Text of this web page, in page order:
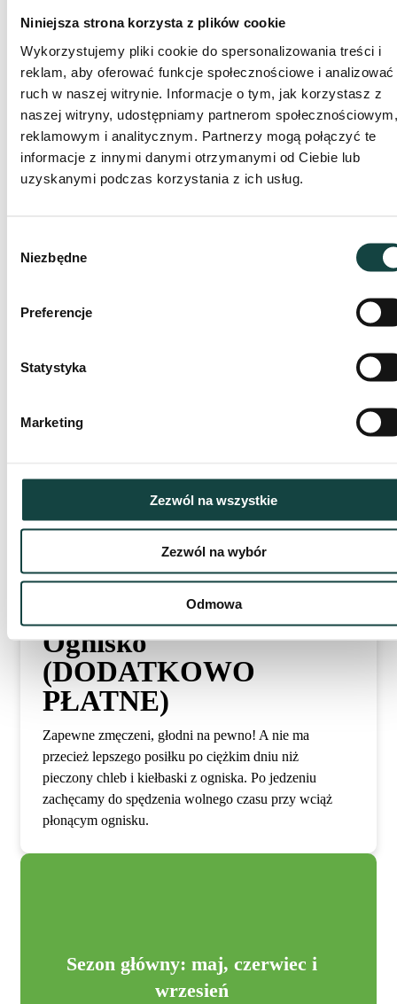
Niniejsza strona korzysta z plików cookie
Wykorzystujemy pliki cookie do spersonalizowania treści i
reklam, aby oferować funkcje społecznościowe i analizować
ruch w naszej witrynie. Informacje o tym, jak korzystasz z
naszej witryny, udostępniamy partnerom społecznościowym,
reklamowym i analitycznym. Partnerzy mogą połączyć te
informacje z innymi danymi otrzymanymi od Ciebie lub
uzyskanymi podczas korzystania z ich usług.
zgody
Niezbędne
Preferencje
Statystyka
Marketing
Zezwól na wszystkie
Zezwól na wybór
Odmowa
szybkie wprowadzenie i lecimy w teren. Miejsce
nieznane, zagadek masa, a i my postaraliśmy się, by
nie było tak łatwo. Dlatego naprawdę warto dokładnie
posłuchać szkolenia z działania sprzętu GPS.
Budujemy jednostkę pływającą. Prosta sprawa? No
staranności, aby uczynić naszą tratwę pływającą. A
nas małe regaty.
Archery Tag
strzelamy do siebie w pełni bezpiecznych warunkach.
Maski na głowach, a strzały zakończone miękką gąbką
zapewniają świetną zabawę i brak obaw o
jakiekolwiek urazy.
Ognisko
(DODATKOWO
PŁATNE)
Zapewne zmęczeni, głodni na pewno! A nie ma
przecież lepszego posiłku po ciężkim dniu niż
pieczony chleb i kiełbaski z ogniska. Po jedzeniu
zachęcamy do spędzenia wolnego czasu przy wciąż
płonącym ognisku.
Sezon główny: maj, czerwiec i
wrzesień